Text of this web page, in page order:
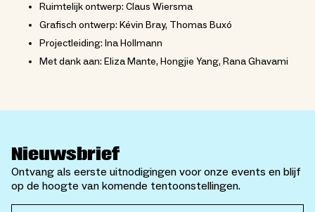
Ruimtelijk ontwerp: Claus Wiersma
Grafisch ontwerp: Kévin Bray, Thomas Buxó
Projectleiding: Ina Hollmann
Met dank aan: Eliza Mante, Hongjie Yang, Rana Ghavami
Nieuwsbrief
Ontvang als eerste uitnodigingen voor onze events en blijf
op de hoogte van komende tentoonstellingen.